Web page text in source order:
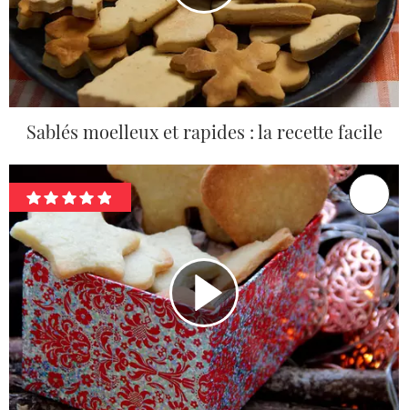
Sablés moelleux et rapides : la recette facile